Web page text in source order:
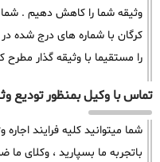
وثیقه شما را کاهش دهیم . شما
کرگان با شماره های درج شده
را مستقیما با وثیقه گذار مطرح
تماس با وکیل بمنظور تودیع
شما میتوانید کلیه فرایند
باتجربه ما بسپارید ، وکلای